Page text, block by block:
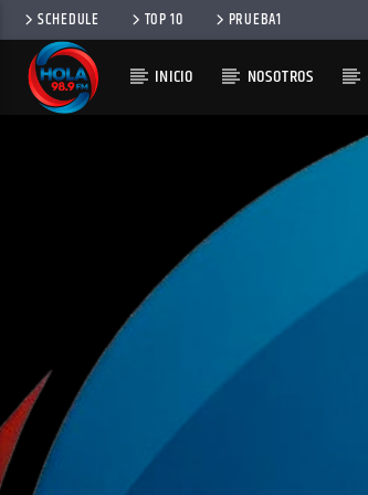
SCHEDULE TOP 10 PRUEBA1
INICIO NOSOTROS